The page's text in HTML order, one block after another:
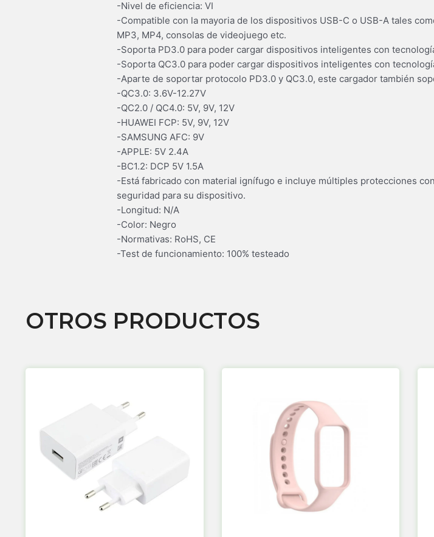
-Nivel de eficiencia: VI
-Compatible con la mayoria de los dispositivos USB-C o USB-A tales
MP3, MP4, consolas de videojuego etc.
-Soporta PD3.0 para poder cargar dispositivos inteligentes con
-Soporta QC3.0 para poder cargar dispositivos inteligentes con
-Aparte de soportar protocolo PD3.0 y QC3.0, este cargador también
-QC3.0: 3.6V-12.27V
-QC2.0 / QC4.0: 5V, 9V, 12V
-HUAWEI FCP: 5V, 9V, 12V
-SAMSUNG AFC: 9V
-APPLE: 5V 2.4A
-BC1.2: DCP 5V 1.5A
-Está fabricado con material ignífugo e incluye múltiples protecciones
seguridad para su dispositivo.
-Longitud: N/A
-Color: Negro
-Normativas: RoHS, CE
-Test de funcionamiento: 100% testeado
OTROS PRODUCTOS